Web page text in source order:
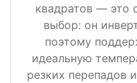
квадратов — это
выбор: он
поэтому
идеальную
резких перепадов